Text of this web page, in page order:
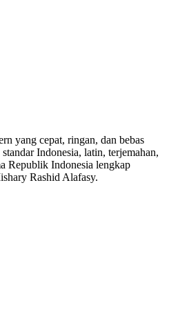
yang cepat, ringan, dan bebas
Indonesia, latin, terjemahan,
Republik Indonesia lengkap
Rashid Alafasy.